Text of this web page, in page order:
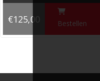
€125,00 Bestellen